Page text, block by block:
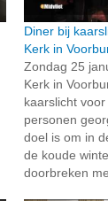
Diner bij
Kerk in
Zondag 25
Kerk in
kaarslicht
personen
doel is om in
de koude
doorbreken